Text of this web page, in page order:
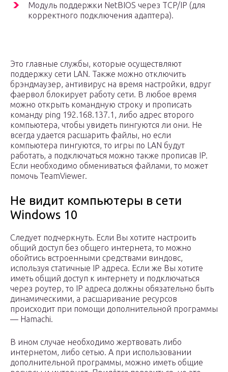
Модуль поддержки NetBIOS через TCP/IP (для
корректного подключения адаптера).
Это главные службы, которые осуществляют
поддержку сети LAN. Также можно отключить
брэндмаузер, антивирус на время настройки, вдруг
фаервол блокирует работу сети. В любое время
можно открыть командную строку и прописать
команду ping 192.168.137.1, либо адрес второго
компьютера, чтобы увидеть пингуются ли они. Не
всегда удается расшарить файлы, но если
компьютера пингуются, то игры по LAN будут
работать, а подключаться можно также прописав IP.
Если необходимо обмениваться файлами, то может
помочь TeamViewer.
Не видит компьютеры в сети
Windows 10
Следует подчеркнуть. Если Вы хотите настроить
общий доступ без общего интернета, то можно
обойтись встроенными средствами виндовс,
используя статичные IP адреса. Если же Вы хотите
иметь общий доступ к интернету и подключаться
через роутер, то IP адреса должны обязательно быть
динамическими, а расшаривание ресурсов
происходит при помощи дополнительной программы
— Hamachi.
В ином случае необходимо жертвовать либо
интернетом, либо сетью. А при использовании
дополнительной программы, можно иметь общие